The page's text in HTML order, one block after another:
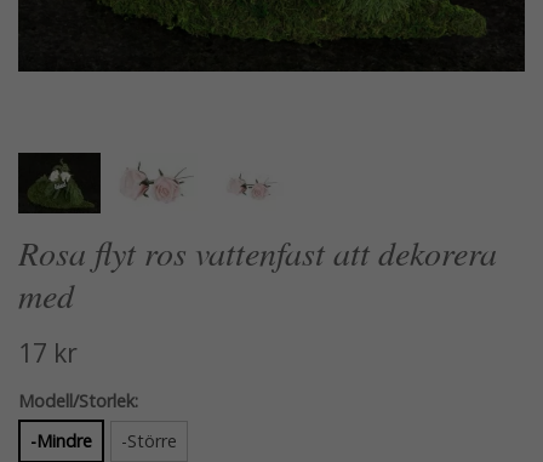
Rosa flyt ros vattenfast att dekorera
med
17 kr
Modell/Storlek:
-Mindre
-Större